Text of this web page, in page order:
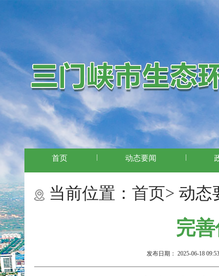
首页 动态要闻
当前位置： 首页> 动态
完
发布日期： 2025-06-18 09:53